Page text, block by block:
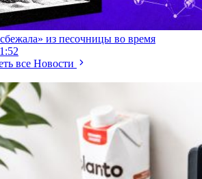
из песочницы во время
все Новости